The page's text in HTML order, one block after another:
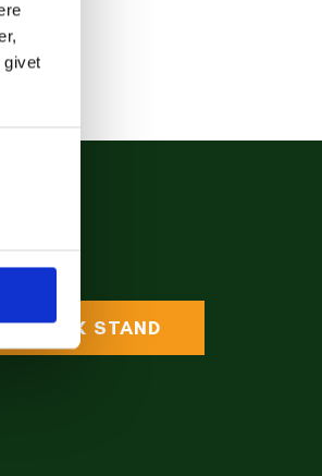
givet
BOOK STAND